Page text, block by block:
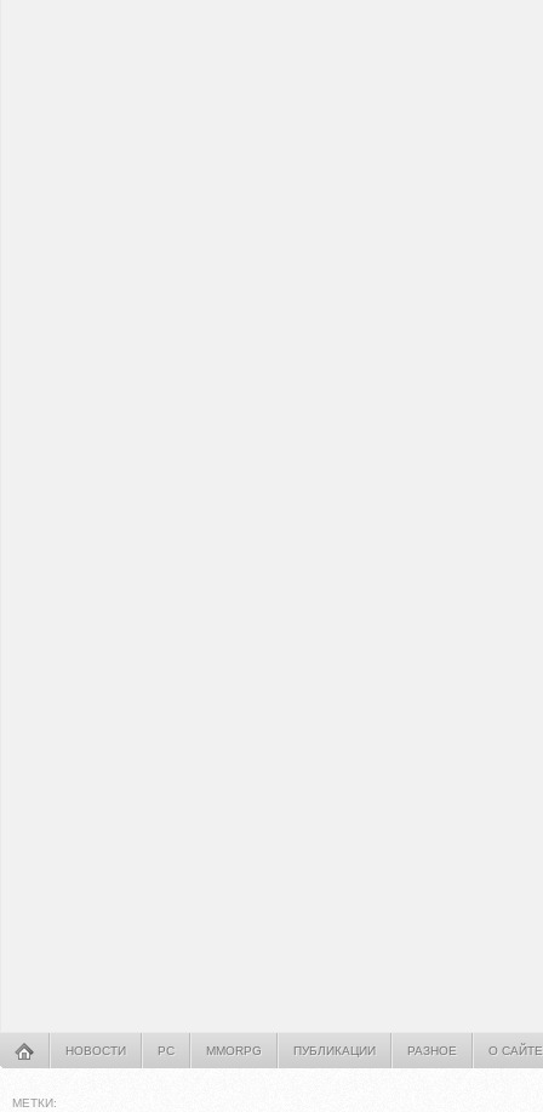
НОВОСТИ PC MMORPG ПУБЛИКАЦИИ РАЗНОЕ О САЙТЕ
МЕТКИ: